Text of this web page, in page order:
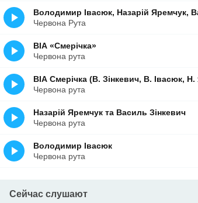
Володимир Івасюк, Назарій Яремчук,
Червона Рута
ВІА «Смерічка»
Червона рута
ВІА Смерічка (В. Зінкевич, В. Івасюк,
Червона рута
Назарій Яремчук та Василь Зінкевич
Червона рута
Володимир Івасюк
Червона рута
Сейчас слушают